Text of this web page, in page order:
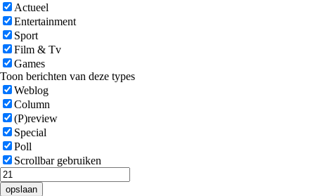
Actueel
Entertainment
Sport
Film & Tv
Games
Toon berichten van deze types
Weblog
Column
(P)review
Special
Poll
Scrollbar gebruiken
opslaan